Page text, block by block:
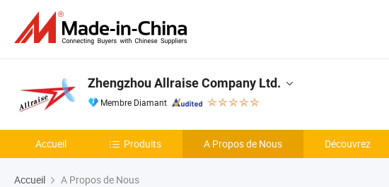
Zhengzhou Allraise Company Ltd.
Membre Diamant
Accueil Produits A Propos de Nous Découvrez
Accueil A Propos de Nous